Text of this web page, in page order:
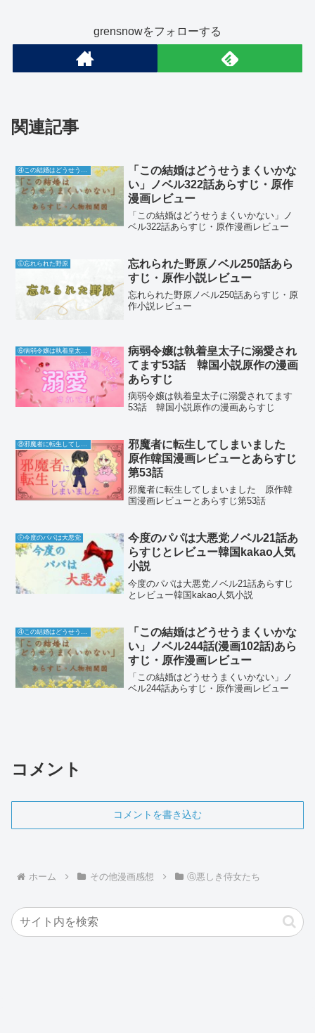
grensnowをフォローする
関連記事
「この結婚はどうせうまくいかな
い」ノベル322話あらすじ・原作
漫画レビュー
「この結婚はどうせうまくいかない」ノ
ベル322話あらすじ・原作漫画レビュー
Ⓔ忘れられた野原
忘れられた野原ノベル250話あら
すじ・原作小説レビュー
忘れられた野原ノベル250話あらすじ・原
作小説レビュー
病弱令嬢は執着皇太子に溺愛され
てます53話 韓国小説原作の漫画
あらすじ
病弱令嬢は執着皇太子に溺愛されてます
53話 韓国小説原作の漫画あらすじ
邪魔者に転生してしまいました
原作韓国漫画レビューとあらすじ
第53話
邪魔者に転生してしまいました 原作韓
国漫画レビューとあらすじ第53話
Ⓕ今度のパパは大悪党
今度のパパは大悪党ノベル21話あ
らすじとレビュー韓国kakao人気
小説
今度のパパは大悪党ノベル21話あらすじ
とレビュー韓国kakao人気小説
「この結婚はどうせうまくいかな
い」ノベル244話(漫画102話)あら
すじ・原作漫画レビュー
「この結婚はどうせうまくいかない」ノ
ベル244話あらすじ・原作漫画レビュー
コメント
コメントを書き込む
ホーム その他漫画感想 Ⓖ悪しき侍女たち